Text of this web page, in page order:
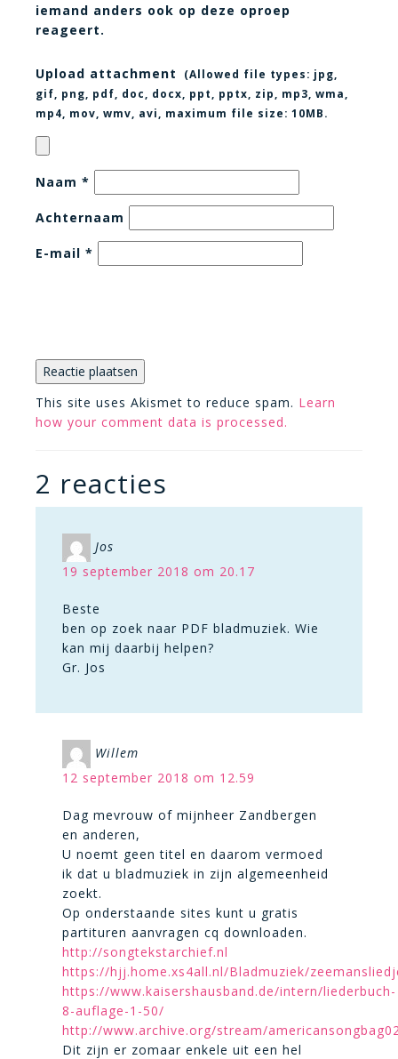
iemand anders ook op deze oproep
reageert.
Upload attachment (Allowed file types: jpg,
gif, png, pdf, doc, docx, ppt, pptx, zip, mp3, wma,
mp4, mov, wmv, avi
, maximum file size: 10MB.
Naam *
Achternaam
E-mail *
This site uses Akismet to reduce spam. Learn
how your comment data is processed.
2 reacties
Jos
19 september 2018 om 20.17
Beste
ben op zoek naar PDF bladmuziek. Wie
kan mij daarbij helpen?
Gr. Jos
Willem
12 september 2018 om 12.59
Dag mevrouw of mijnheer Zandbergen
en anderen,
U noemt geen titel en daarom vermoed
ik dat u bladmuziek in zijn algemeenheid
zoekt.
Op onderstaande sites kunt u gratis
partituren aanvragen cq downloaden.
http://songtekstarchief.nl
https://hjj.home.xs4all.nl/Bladmuziek/
https://www.kaisershausband.de/intern/liederbuch-
8-auflage-1-50/
http://www.archive.org/stream/
Dit zijn er zomaar enkele uit een hel